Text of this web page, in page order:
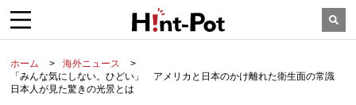
ホーム
海外ニュース
「みんな気にしない。ひどい」 アメリカと日本のかけ離れた衛生面の常識
日本人が見た驚きの光景とは